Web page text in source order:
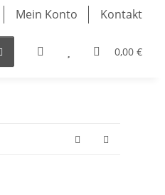
Mein Konto Kontakt
0,00 €